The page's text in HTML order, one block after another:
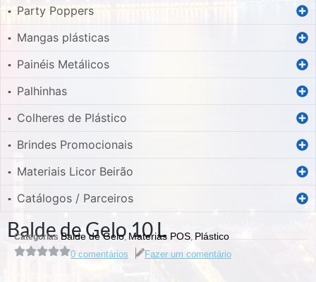
▪ Party Poppers
▪ Mangas plásticas
▪ Painéis Metálicos
▪ Palhinhas
▪ Colheres de Plástico
▪ Brindes Promocionais
▪ Materiais Licor Beirão
▪ Catálogos / Parceiros
Balde de Gelo 10 L
Categorias Balde de Gelo, Materias POS, Plástico
0 comentários Fazer um comentário